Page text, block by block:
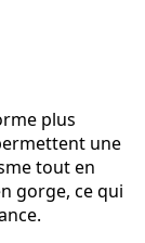
plus
une
tout en
gorge, ce qui